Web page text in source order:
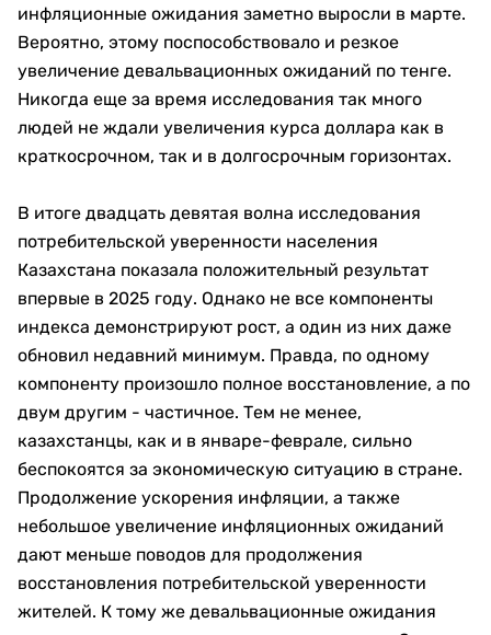
инфляционные ожидания заметно выросли в марте.
Вероятно, этому поспособствовало и резкое
увеличение девальвационных ожиданий по тенге.
Никогда еще за время исследования так много
людей не ждали увеличения курса доллара как в
краткосрочном, так и в долгосрочным горизонтах.
В итоге двадцать девятая волна исследования
потребительской уверенности населения
Казахстана показала положительный результат
впервые в 2025 году. Однако не все компоненты
индекса демонстрируют рост, а один из них даже
обновил недавний минимум. Правда, по одному
компоненту произошло полное восстановление, а по
двум другим - частичное. Тем не менее,
казахстанцы, как и в январе-феврале, сильно
беспокоятся за экономическую ситуацию в стране.
Продолжение ускорения инфляции, а также
небольшое увеличение инфляционных ожиданий
дают меньше поводов для продолжения
восстановления потребительской уверенности
жителей. К тому же девальвационные ожидания